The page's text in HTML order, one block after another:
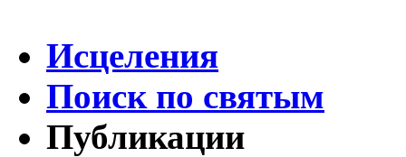
Исцеления
Поиск по святым
Публикации